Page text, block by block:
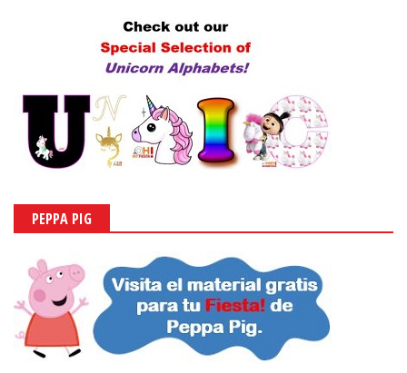
PEPPA PIG